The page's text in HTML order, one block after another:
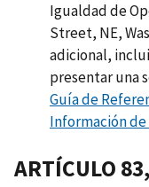
Igualdad de
Street, NE,
adicional,
presentar una
Guía de
Información de
ARTÍCULO